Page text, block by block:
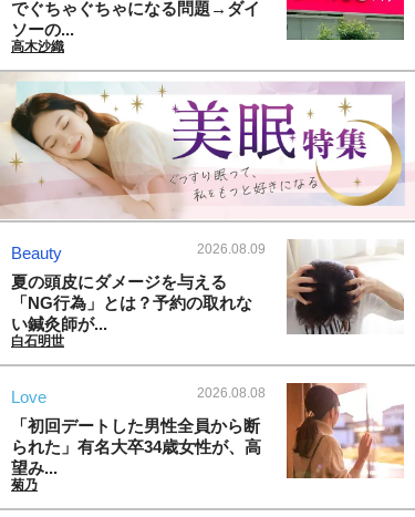
でぐちゃぐちゃになる問題→ダイ
ソーの...
高木沙織
Beauty 2026.08.09
夏の頭皮にダメージを与える
「NG行為」とは？予約の取れな
い鍼灸師が...
白石明世
Love 2026.08.08
「初回デートした男性全員から断
られた」有名大卒34歳女性が、高
望み...
菊乃